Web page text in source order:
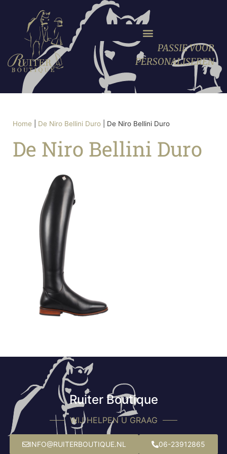
PASSIE VOOR
PERSONALISEREN
Home De Niro Bellini Duro De Niro Bellini Duro
De Niro Bellini Duro
Ruiter Boutique
WIJ HELPEN U GRAAG
INFO@RUITERBOUTIQUE.NL 06-23912865